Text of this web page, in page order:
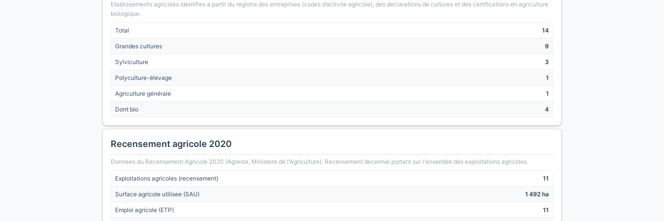
Etablissements agricoles identifies a partir du registre des entreprises (codes d’activite agricole), des declarations de cultures et des certifications en agriculture
biologique.
Total 14
Grandes cultures 9
Sylviculture 3
Polyculture-élevage 1
Agriculture générale 1
Dont bio 4
Recensement agricole 2020
Donnees du Recensement Agricole 2020 (Agreste, Ministere de l'Agriculture). Recensement decennal portant sur l'ensemble des exploitations agricoles.
Exploitations agricoles (recensement) 11
Surface agricole utilisee (SAU) 1 492 ha
Emploi agricole (ETP) 11